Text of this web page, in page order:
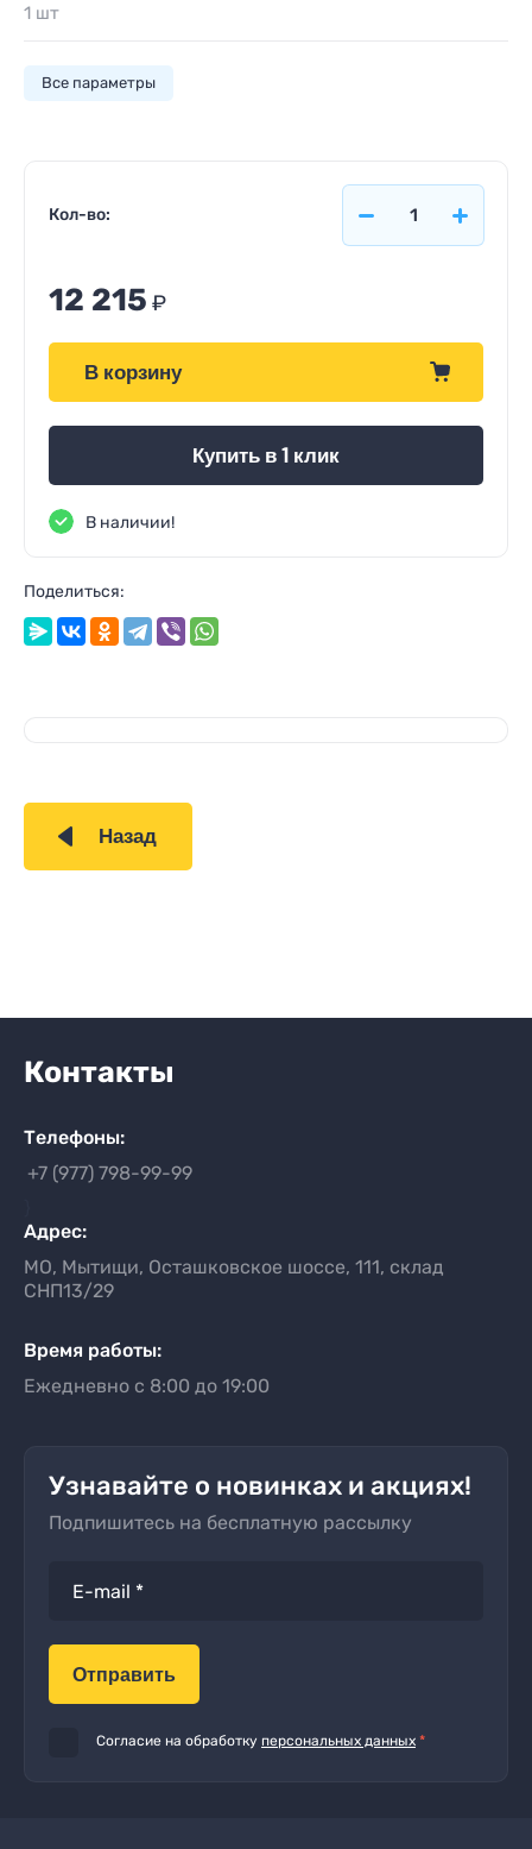
1 шт
Все параметры
Кол-во:
12 215 ₽
В корзину
Купить в 1 клик
В наличии!
Поделиться:
Назад
Контакты
Телефоны:
+7 (977) 798-99-99
Адрес:
МО, Мытищи, Осташковское шоссе, 111, склад
СНП13/29
Время работы:
Ежедневно с 8:00 до 19:00
Узнавайте о новинках и акциях!
Подпишитесь на бесплатную рассылку
Согласие на обработку персональных данных *
Отправить